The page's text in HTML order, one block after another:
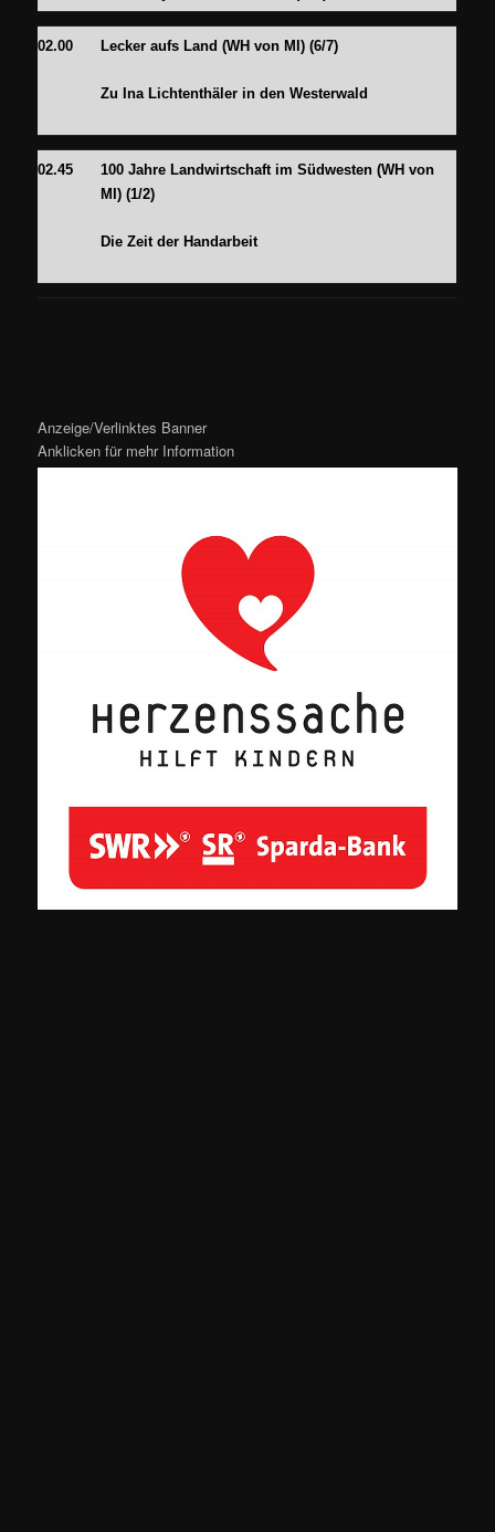
02.00 Lecker aufs Land (WH von MI) (6/7)
Zu Ina Lichtenthäler in den Westerwald
02.45 100 Jahre Landwirtschaft im Südwesten (WH von
MI) (1/2)
Die Zeit der Handarbeit
Anzeige/Verlinktes Banner
Anklicken für mehr Information